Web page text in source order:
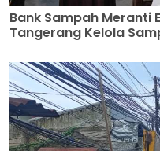
Bank Sampah Meranti
Tangerang Kelola